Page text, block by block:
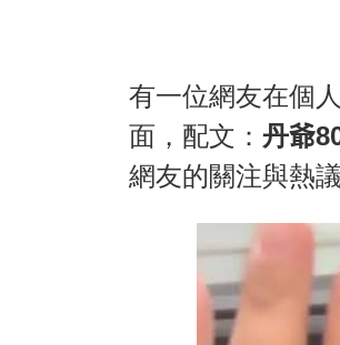
有一位網友在個
面，配文： 丹爺
網友的關注與熱議